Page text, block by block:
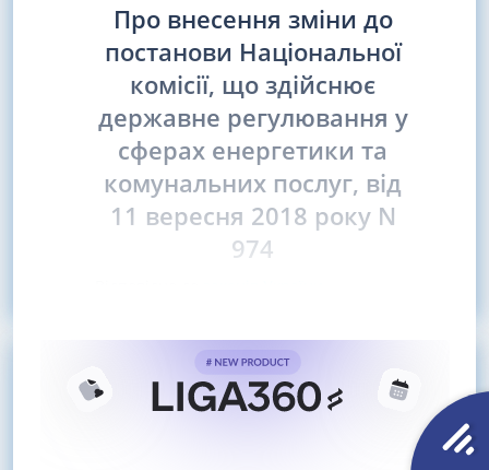
Про внесення зміни до
постанови Національної
комісії, що здійснює
державне регулювання у
сферах енергетики та
комунальних послуг, від
11 вересня 2018 року N
974